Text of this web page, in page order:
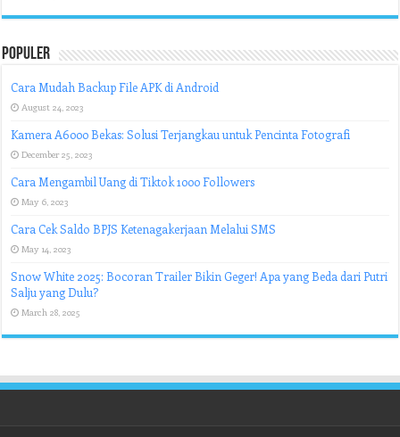
Populer
Cara Mudah Backup File APK di Android
August 24, 2023
Kamera A6000 Bekas: Solusi Terjangkau untuk Pencinta Fotografi
December 25, 2023
Cara Mengambil Uang di Tiktok 1000 Followers
May 6, 2023
Cara Cek Saldo BPJS Ketenagakerjaan Melalui SMS
May 14, 2023
Snow White 2025: Bocoran Trailer Bikin Geger! Apa yang Beda dari Putri
Salju yang Dulu?
March 28, 2025